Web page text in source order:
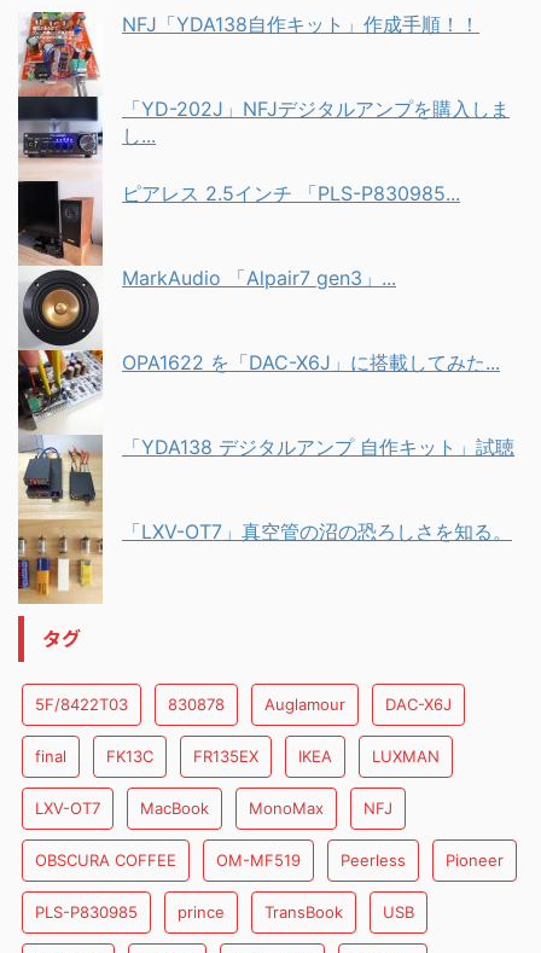
NFJ「YDA138自作キット」作成手順！！
「YD-202J」NFJデジタルアンプを購入しま
し...
ピアレス 2.5インチ 「PLS-P830985...
MarkAudio 「Alpair7 gen3」...
OPA1622 を「DAC-X6J」に搭載してみた...
「YDA138 デジタルアンプ 自作キット」試聴
「LXV-OT7」真空管の沼の恐ろしさを知る。
タグ
5F/8422T03 830878 Auglamour DAC-X6J
final FK13C FR135EX IKEA LUXMAN
LXV-OT7 MacBook MonoMax NFJ
OBSCURA COFFEE OM-MF519 Peerless Pioneer
PLS-P830985 prince TransBook USB